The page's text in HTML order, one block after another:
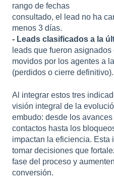
rango de fechas
consultado, el lead no ha
menos 3 días.
- Leads clasificados a la
leads que fueron asignados
movidos por los agentes a
(perdidos o cierre definitivo).
Al integrar estos tres
visión integral de la
embudo: desde los
contactos hasta los
impactan la eficiencia. Esta
tomar decisiones que
fase del proceso y
conversión.